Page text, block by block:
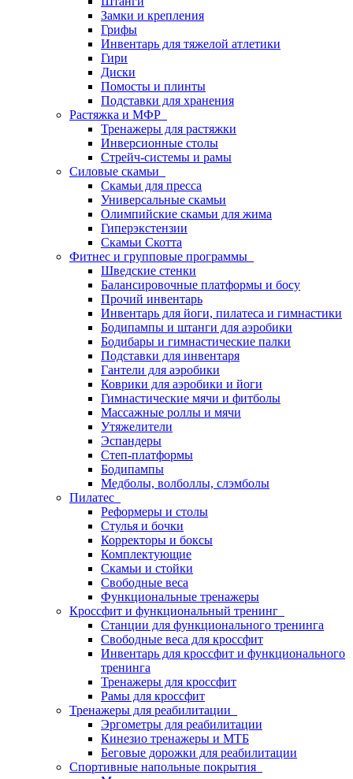
Замки и крепления
Грифы
Инвентарь для тяжелой атлетики
Гири
Диски
Помосты и плинты
Подставки для хранения
Растяжка и МФР
Тренажеры для растяжки
Инверсионные столы
Стрейч-системы и рамы
Силовые скамьи
Скамьи для пресса
Универсальные скамьи
Олимпийские скамьи для жима
Гиперэкстензии
Скамьи Скотта
Фитнес и групповые программы
Шведские стенки
Балансировочные платформы и босу
Прочий инвентарь
Инвентарь для йоги, пилатеса и гимнастики
Бодипампы и штанги для аэробики
Бодибары и гимнастические палки
Подставки для инвентаря
Гантели для аэробики
Коврики для аэробики и йоги
Гимнастические мячи и фитболы
Массажные роллы и мячи
Утяжелители
Эспандеры
Степ-платформы
Бодипампы
Медболы, волболлы, слэмболы
Пилатес
Реформеры и столы
Стулья и бочки
Корректоры и боксы
Комплектующие
Скамьи и стойки
Свободные веса
Функциональные тренажеры
Кроссфит и функциональный тренинг
Станции для функционального тренинга
Свободные веса для кроссфит
Инвентарь для кроссфит и функционального
тренинга
Тренажеры для кроссфит
Рамы для кроссфит
Тренажеры для реабилитации
Эргометры для реабилитации
Кинезио тренажеры и МТБ
Беговые дорожки для реабилитации
Спортивные напольные покрытия